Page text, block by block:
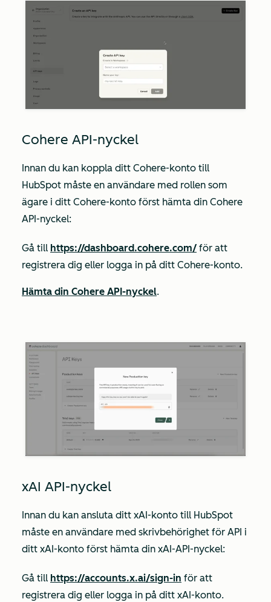
Cohere API-nyckel
Innan du kan koppla ditt Cohere-konto till
HubSpot måste en användare med rollen som
ägare i ditt Cohere-konto först hämta din Cohere
API-nyckel:
Gå till https://dashboard.cohere.com/ för att
registrera dig eller logga in på ditt Cohere-konto.
Hämta din Cohere API-nyckel.
xAI API-nyckel
Innan du kan ansluta ditt xAI-konto till HubSpot
måste en användare med skrivbehörighet för API i
ditt xAI-konto först hämta din xAI-API-nyckel:
Gå till https://accounts.x.ai/sign-in för att
registrera dig eller logga in på ditt xAI-konto.